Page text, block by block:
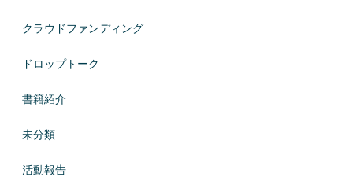
クラウドファンディング
ドロップトーク
書籍紹介
未分類
活動報告